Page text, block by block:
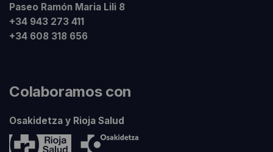
Paseo Ramón Maria Lili 8
+34 943 273 411
+34 608 318 656
Colaboramos con
Osakidetza y Rioja Salud